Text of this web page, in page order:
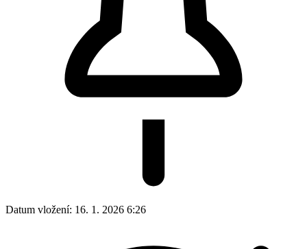
Datum vložení: 16. 1. 2026 6:26